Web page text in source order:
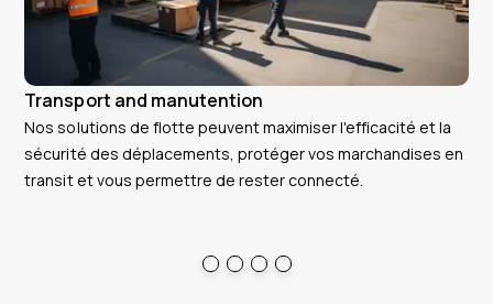
Transport and manutention
Nos solutions de flotte peuvent maximiser l'efficacité et la
sécurité des déplacements, protéger vos marchandises en
transit et vous permettre de rester connecté.